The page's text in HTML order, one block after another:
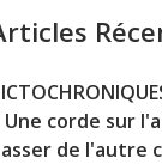
Une corde sur
de l'autre